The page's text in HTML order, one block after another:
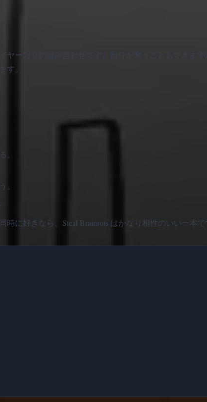
ヤー対立の組み合わせです。自分が奪うこともできま
す。
。
。
に好きなら、Steal Brainrots はかなり相性のいい一本